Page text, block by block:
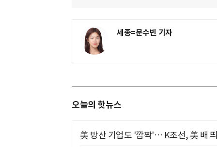
세종=문수빈 기자
오늘의 핫뉴스
美 방산 기업도 '깜짝'… K조선, 美 배